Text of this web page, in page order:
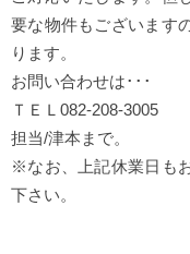
要な物件もございます
ります。
お問い合わせは･･･
ＴＥＬ082-208-3005
担当/津本まで。
※なお、上記休業日も
下さい。